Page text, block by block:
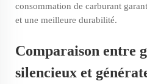
consommation de carburant
et une meilleure durabilité.
Comparaison entre
silencieux et